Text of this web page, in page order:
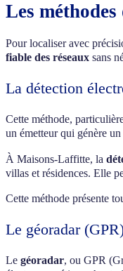
Les
Pour localiser avec
fiable des réseaux sans
La détection
Cette méthode,
un émetteur qui génère
À Maisons-Laffitte, la
villas et résidences. Elle
Cette méthode présente
Le géoradar
Le géoradar, ou GPR